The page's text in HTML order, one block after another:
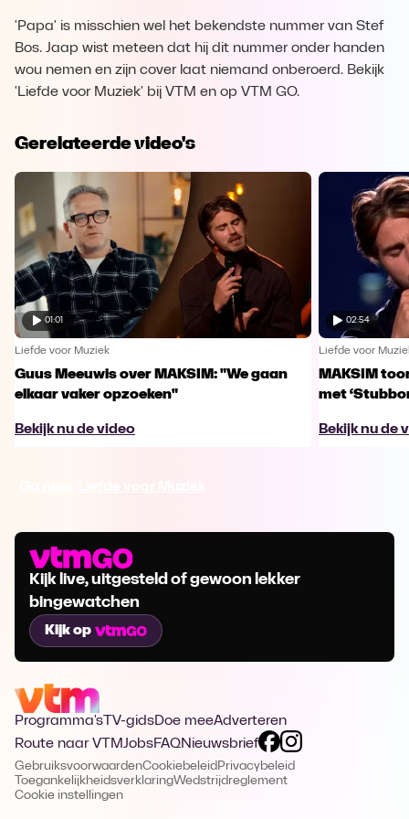
'Papa' is misschien wel het bekendste nummer van Stef
Bos. Jaap wist meteen dat hij dit nummer onder handen
wou nemen en zijn cover laat niemand onberoerd. Bekijk
'Liefde voor Muziek' bij VTM en op VTM GO.
Gerelateerde video's
01:01
Liefde voor Muziek
Guus Meeuwis over MAKSIM: "We gaan
elkaar vaker opzoeken"
Bekijk nu de video
02:54
Liefde voor
MAKSIM
met
Bekijk nu de
Kijk live, uitgesteld of gewoon lekker
bingewatchen
Kijk op
Programma's TV-gidsDoe meeAdverteren
Route naar VTMJobsFAQNieuwsbrief
GebruiksvoorwaardenCookiebeleid Privacybeleid
ToegankelijkheidsverklaringWedstrijdreglement
Cookie instellingen